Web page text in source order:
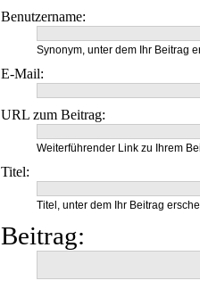
Benutzername:
Synonym, unter dem Ihr Beitrag
E-Mail:
URL zum Beitrag:
Weiterführender Link zu Ihrem
Titel:
Titel, unter dem Ihr Beitrag
Beitrag: